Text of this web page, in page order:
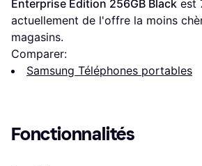
Enterprise Edition 256GB Black est
actuellement de l'offre la moins
magasins.
Comparer:
Samsung Téléphones portables
Fonctionnalités